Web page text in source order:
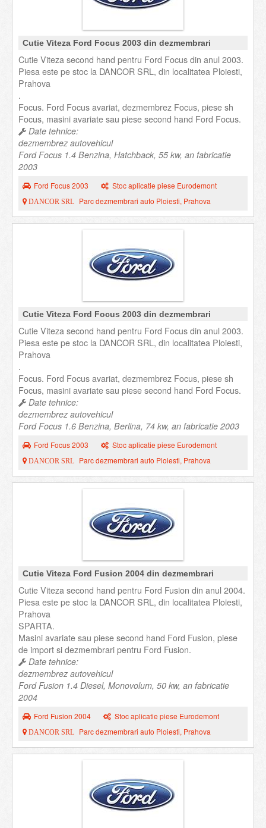
Cutie Viteza Ford Focus 2003 din dezmembrari
Cutie Viteza second hand pentru Ford Focus din anul 2003.
Piesa este pe stoc la DANCOR SRL, din localitatea Ploiesti,
Prahova
.
Focus. Ford Focus avariat, dezmembrez Focus, piese sh
Focus, masini avariate sau piese second hand Ford Focus.
Date tehnice:
dezmembrez autovehicul
Ford Focus 1.4 Benzina, Hatchback, 55 kw, an fabricatie
2003
Ford Focus 2003 Stoc aplicatie piese Eurodemont
DANCOR SRL Parc dezmembrari auto Ploiesti, Prahova
Cutie Viteza Ford Focus 2003 din dezmembrari
Cutie Viteza second hand pentru Ford Focus din anul 2003.
Piesa este pe stoc la DANCOR SRL, din localitatea Ploiesti,
Prahova
.
Focus. Ford Focus avariat, dezmembrez Focus, piese sh
Focus, masini avariate sau piese second hand Ford Focus.
Date tehnice:
dezmembrez autovehicul
Ford Focus 1.6 Benzina, Berlina, 74 kw, an fabricatie 2003
Ford Focus 2003 Stoc aplicatie piese Eurodemont
DANCOR SRL Parc dezmembrari auto Ploiesti, Prahova
Cutie Viteza Ford Fusion 2004 din dezmembrari
Cutie Viteza second hand pentru Ford Fusion din anul 2004.
Piesa este pe stoc la DANCOR SRL, din localitatea Ploiesti,
Prahova
SPARTA.
Masini avariate sau piese second hand Ford Fusion, piese
de import si dezmembrari pentru Ford Fusion.
Date tehnice:
dezmembrez autovehicul
Ford Fusion 1.4 Diesel, Monovolum, 50 kw, an fabricatie
2004
Ford Fusion 2004 Stoc aplicatie piese Eurodemont
DANCOR SRL Parc dezmembrari auto Ploiesti, Prahova